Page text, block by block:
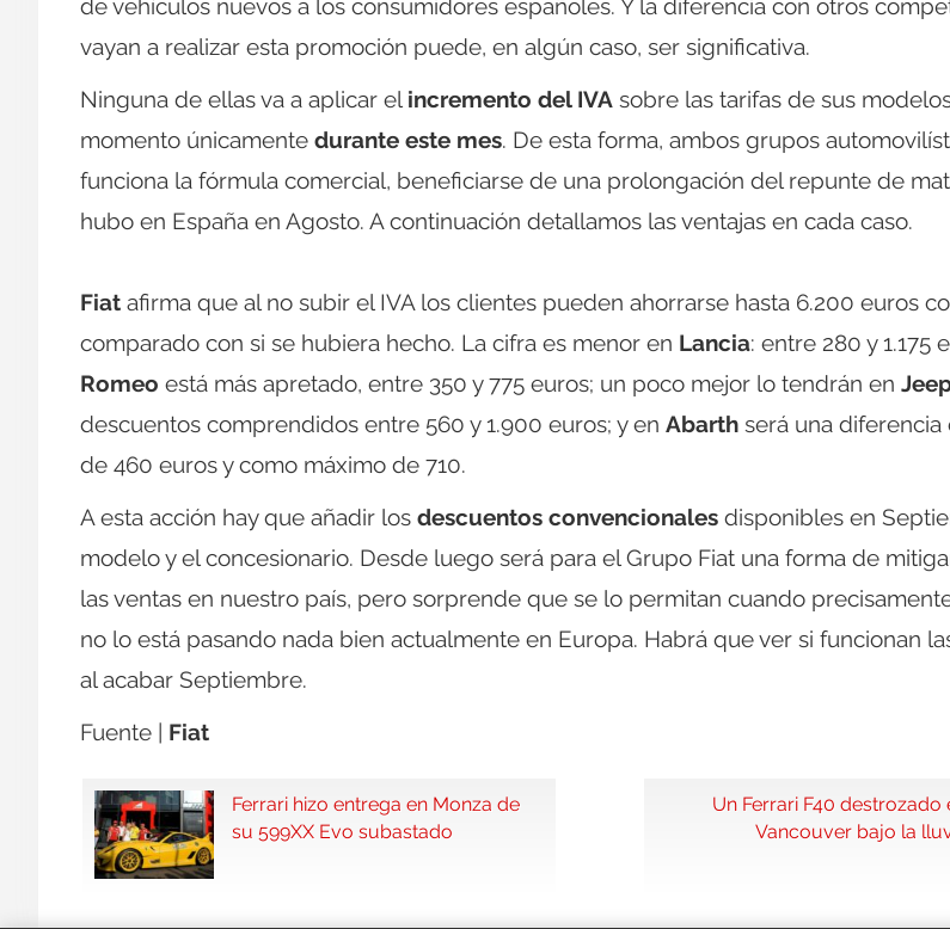
de vehículos nuevos a los consumidores españoles. Y la diferencia con otros
vayan a realizar esta promoción puede, en algún caso, ser significativa.
Ninguna de ellas va a aplicar el incremento del IVA sobre las tarifas de sus
momento únicamente durante este mes. De esta forma, ambos grupos
funciona la fórmula comercial, beneficiarse de una prolongación del repunte de
hubo en España en Agosto. A continuación detallamos las ventajas en cada caso.
Fiat afirma que al no subir el IVA los clientes pueden ahorrarse hasta 6.200 euros
comparado con si se hubiera hecho. La cifra es menor en Lancia: entre 280 y 1.175
Romeo está más apretado, entre 350 y 775 euros; un poco mejor lo tendrán en
descuentos comprendidos entre 560 y 1.900 euros; y en Abarth será una
de 460 euros y como máximo de 710.
A esta acción hay que añadir los descuentos convencionales disponibles en
modelo y el concesionario. Desde luego será para el Grupo Fiat una forma de
las ventas en nuestro país, pero sorprende que se lo permitan cuando
no lo está pasando nada bien actualmente en Europa. Habrá que ver si funcionan
al acabar Septiembre.
Fuente | Fiat
Ferrari hizo entrega en Monza de
su 599XX Evo subastado
Un Ferrari F40 destrozado
Vancouver bajo la